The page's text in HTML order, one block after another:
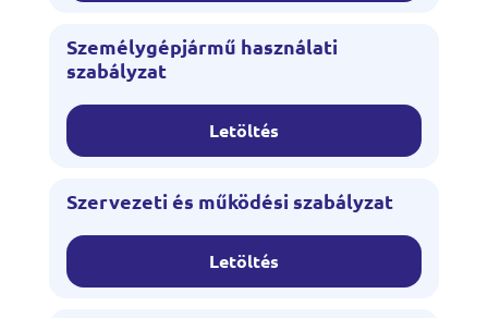
Személygépjármű használati
szabályzat
Letöltés
Szervezeti és működési szabályzat
Letöltés